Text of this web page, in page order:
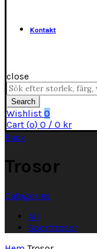
Kontakt
close
Search
for:
Search
Wishlist 0
Cart (o) 0 / 0 kr
Back
Trosor
Categories
All
Sporttrosor